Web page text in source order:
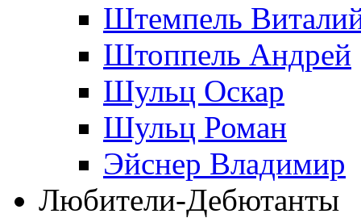
Штемпель
Штоппель Андрей
Шульц Оскар
Шульц Роман
Эйснер Владимир
Любители-Дебютанты